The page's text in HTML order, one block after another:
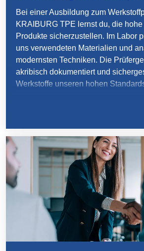
Bei einer Ausbildung zum
KRAIBURG TPE lernst du, die
Produkte sicherzustellen. Im Labor
uns verwendeten Materialien und
modernsten Techniken. Die
akribisch dokumentiert und
Werkstoffe unseren hohen
Deine Ausbildung macht dich zum
Welt der Kunststoff-Materialien und
Zuverlässigkeit unserer Produkte.